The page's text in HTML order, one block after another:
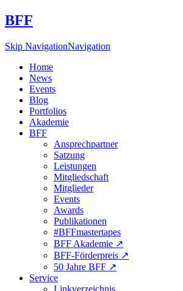
BFF
Skip NavigationNavigation
Home
News
Events
Blog
Portfolios
Akademie
BFF
Ansprechpartner
Satzung
Leistungen
Mitgliedschaft
Mitglieder
Events
Awards
Publikationen
#BFFmastertapes
BFF Akademie ↗︎
BFF-Förderpreis ↗︎
50 Jahre BFF ↗︎
Service
Linkverzeichnis